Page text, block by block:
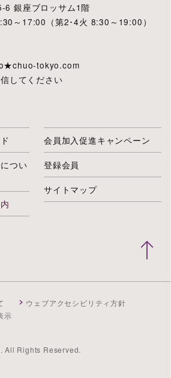
6 銀座ブロッサム1階
～17:00（第2･4火 8:30～19:00）
tokyo.com
してください
つい
会員加入促進キャンペーン
登録会員
サイトマップ
ウェブアクセシビリティ方針
示
All Rights Reserved.